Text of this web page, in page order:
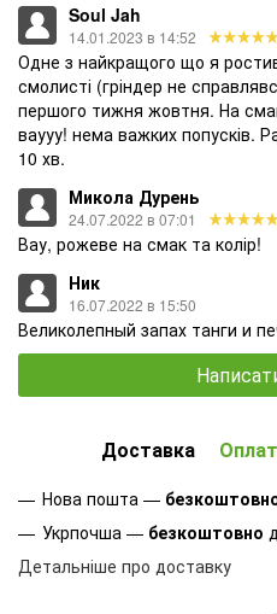
Soul Jah
14.01.2023 в 14:52
Одне з найкращого що я
смолисті (гріндер не
першого тижня жовтня. На
ваууу! нема важких попусків.
10 хв.
Микола Дурень
24.07.2022 в 07:01
Вау, рожеве на смак та колір!
Ник
16.07.2022 в 15:50
Великолепный запах танги и
Доставка
Нова пошта —
Укрпочша — безкоштовно
Детальніше про доставку